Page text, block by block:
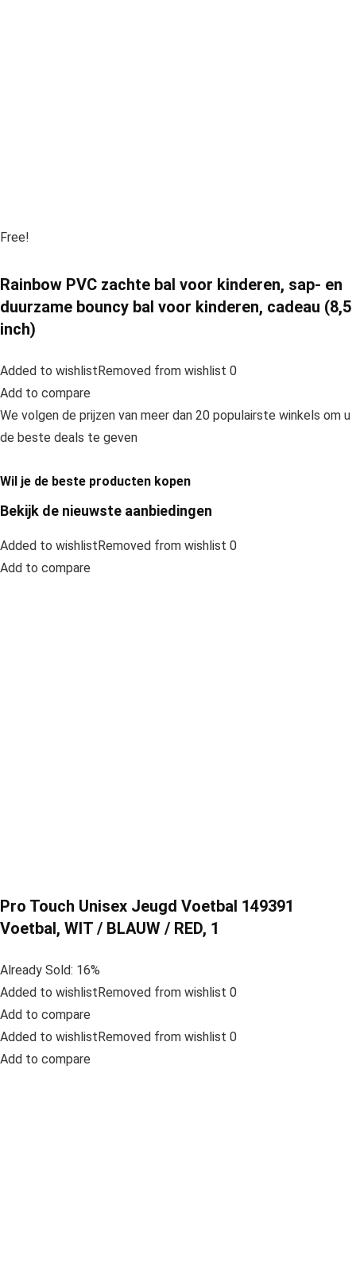
Free!
Rainbow PVC zachte bal voor kinderen, sap- en
duurzame bouncy bal voor kinderen, cadeau (8,5
inch)
Added to wishlistRemoved from wishlist 0
Add to compare
We volgen de prijzen van meer dan 20 populairste winkels om u
de beste deals te geven
Wil je de beste producten kopen
Bekijk de nieuwste aanbiedingen
Added to wishlistRemoved from wishlist 0
Add to compare
Pro Touch Unisex Jeugd Voetbal 149391
Voetbal, WIT / BLAUW / RED, 1
Already Sold: 16%
Added to wishlistRemoved from wishlist 0
Add to compare
Added to wishlistRemoved from wishlist 0
Add to compare